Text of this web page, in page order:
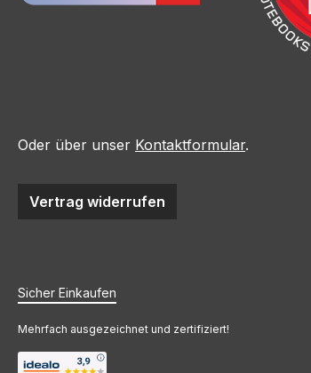
Oder über unser Kontaktformular.
Vertrag widerrufen
Sicher Einkaufen
Mehrfach ausgezeichnet und zertifiziert!